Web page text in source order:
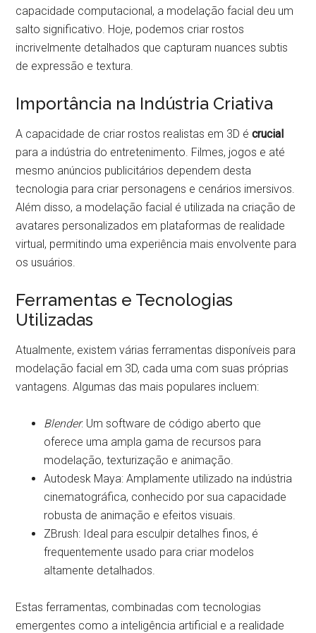
capacidade computacional, a modelação facial deu um
salto significativo. Hoje, podemos criar rostos
incrivelmente detalhados que capturam nuances subtis
de expressão e textura.
Importância na Indústria Criativa
A capacidade de criar rostos realistas em 3D écrucial
para a indústria do entretenimento. Filmes, jogos e até
mesmo anúncios publicitários dependem desta
tecnologia para criar personagens e cenários imersivos.
Além disso, a modelação facial é utilizada na criação de
avatares personalizados em plataformas de realidade
virtual, permitindo uma experiência mais envolvente para
os usuários.
Ferramentas e Tecnologias
Utilizadas
Atualmente, existem várias ferramentas disponíveis para
modelação facial em 3D, cada uma com suas próprias
vantagens. Algumas das mais populares incluem:
Blender: Um software de código aberto que
oferece uma ampla gama de recursos para
modelação, texturização e animação.
Autodesk Maya: Amplamente utilizado na indústria
cinematográfica, conhecido por sua capacidade
robusta de animação e efeitos visuais.
ZBrush: Ideal para esculpir detalhes finos, é
frequentemente usado para criar modelos
altamente detalhados.
Estas ferramentas, combinadas com tecnologias
emergentes como a inteligência artificial e a realidade